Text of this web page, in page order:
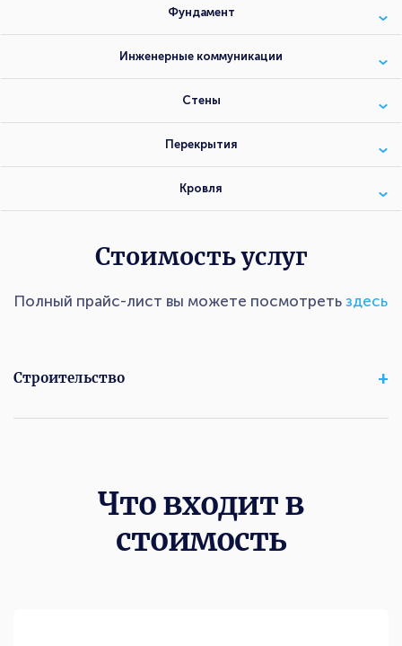
Фундамент
Инженерные коммуникации
Стены
Перекрытия
Кровля
Стоимость услуг
Полный прайс-лист вы можете посмотреть здесь
Строительство
Что входит в
стоимость